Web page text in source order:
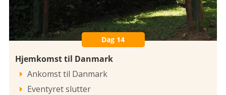
Dag 14
Hjemkomst til Danmark
 Ankomst til Danmark
 Eventyret slutter